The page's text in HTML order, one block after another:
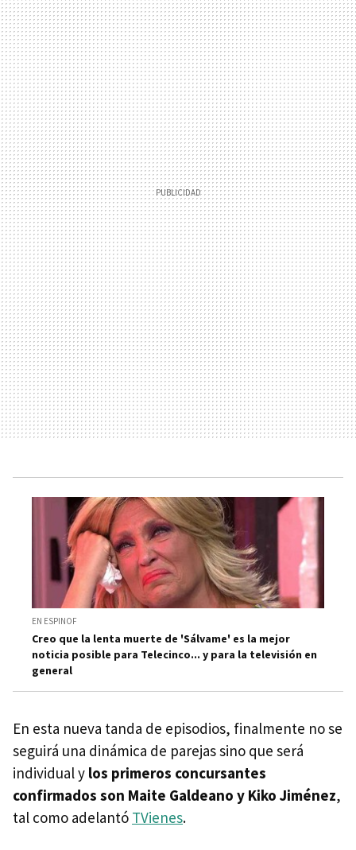
EN ESPINOF
Creo que la lenta muerte de 'Sálvame' es la mejor
noticia posible para Telecinco... y para la televisión en
general
En esta nueva tanda de episodios, finalmente no se
seguirá una dinámica de parejas sino que será
individual y los primeros concursantes
confirmados son Maite Galdeano y Kiko Jiménez,
tal como adelantó TVienes.